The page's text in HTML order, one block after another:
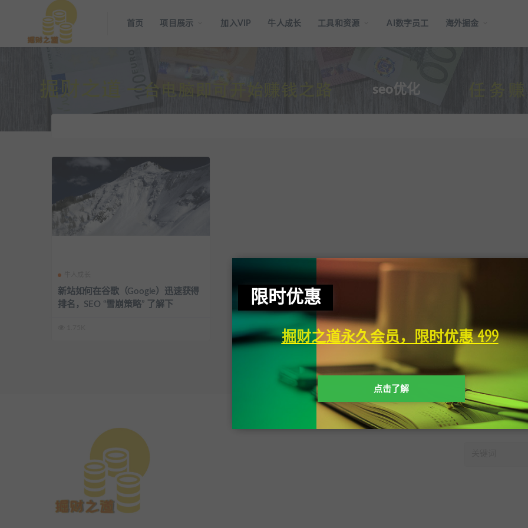
首页 项目展示 加入VIP 牛人成长 工具和资源 AI数字员工 海外掘金
seo优化
新站如何在谷歌（Google）迅速获得
排名，SEO “雪崩策略” 了解下
快速搜索
限时优惠
掘财之道永久会员，限时优惠 499
点击了解